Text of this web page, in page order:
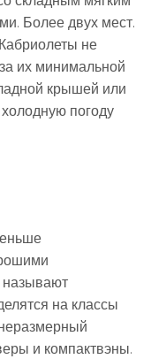
Более двух мест.
не
их минимальной
крышей или
погоду
на классы
и компактвэны.